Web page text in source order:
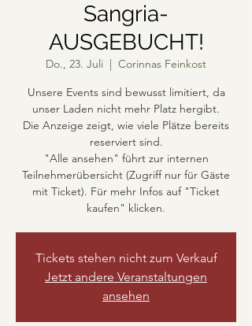
Sangria-
AUSGEBUCHT!
Do., 23. Juli
  |
Corinnas Feinkost
Unsere Events sind bewusst limitiert, da
unser Laden nicht mehr Platz hergibt.
Die Anzeige zeigt, wie viele Plätze bereits
reserviert sind.
"Alle ansehen" führt zur internen
Teilnehmerübersicht (Zugriff nur für Gäste
mit Ticket). Für mehr Infos auf "Ticket
kaufen" klicken.
Tickets stehen nicht zum Verkauf
Jetzt andere Veranstaltungen
ansehen